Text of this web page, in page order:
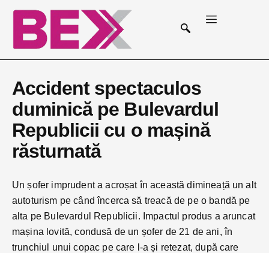
Accident spectaculos
duminică pe Bulevardul
Republicii cu o mașină
răsturnată
Un șofer imprudent a acroșat în această dimineață un alt
autoturism pe când încerca să treacă de pe o bandă pe
alta pe Bulevardul Republicii. Impactul produs a aruncat
mașina lovită, condusă de un șofer de 21 de ani, în
trunchiul unui copac pe care l-a și retezat, după care